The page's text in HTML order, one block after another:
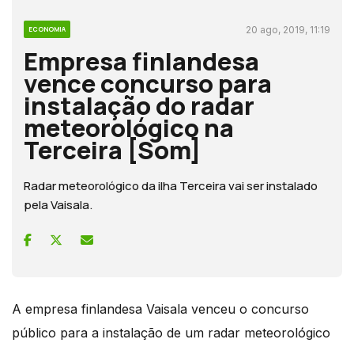
ECONOMIA 20 ago, 2019, 11:19
Empresa finlandesa
vence concurso para
instalação do radar
meteorológico na
Terceira [Som]
Radar meteorológico da ilha Terceira vai ser instalado
pela Vaisala.
A empresa finlandesa Vaisala venceu o concurso
público para a instalação de um radar meteorológico